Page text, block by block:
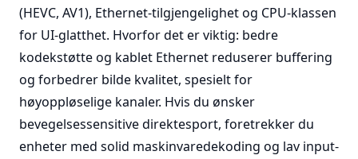
(HEVC, AV1), Ethernet-tilgjengelighet og CPU-klassen
for UI-glatthet. Hvorfor det er viktig: bedre
kodekstøtte og kablet Ethernet reduserer buffering
og forbedrer bilde kvalitet, spesielt for
høyoppløselige kanaler. Hvis du ønsker
bevegelsessensitive direktesport, foretrekker du
enheter med solid maskinvaredekoding og lav input-